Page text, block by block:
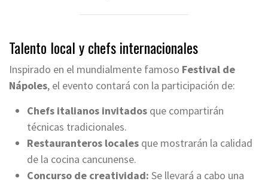
Talento local y chefs internacionales
Inspirado en el mundialmente famoso Festival de
Nápoles, el evento contará con la participación de:
Chefs italianos invitados que compartirán
técnicas tradicionales.
Restauranteros locales que mostrarán la calidad
de la cocina cancunense.
Concurso de creatividad: Se llevará a cabo una